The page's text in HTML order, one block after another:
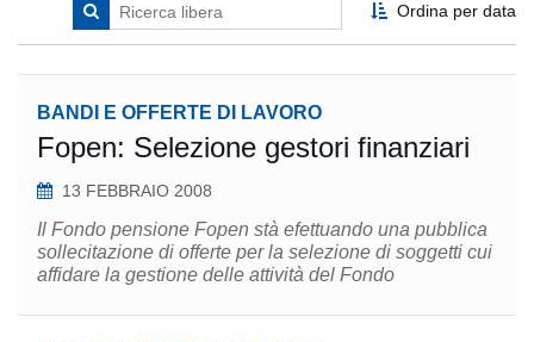
Ordina per data
BANDI E OFFERTE DI LAVORO
Fopen: Selezione gestori finanziari
13 FEBBRAIO 2008
Il Fondo pensione Fopen stà efettuando una pubblica
sollecitazione di offerte per la selezione di soggetti cui
affidare la gestione delle attività del Fondo